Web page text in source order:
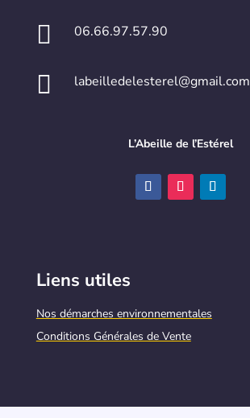
 06.66.97.57.90
 labeilledelesterel@gmail.com
L’Abeille de l’Estérel
Liens utiles
Nos démarches environnementales
Conditions Générales de Vente